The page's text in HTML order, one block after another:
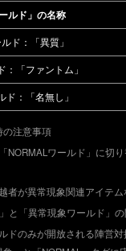
ルド」の名称
ド：「異質」
：「ファントム」
ド：「名無し」
の注意事項
NORMALワールド」に
者が異常現象関連アイテ
と「異常現象ワールド」
ドのみが開放される陣営